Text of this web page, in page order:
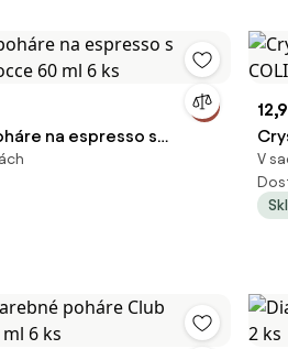
na espresso s
60 ml 6 ks
V